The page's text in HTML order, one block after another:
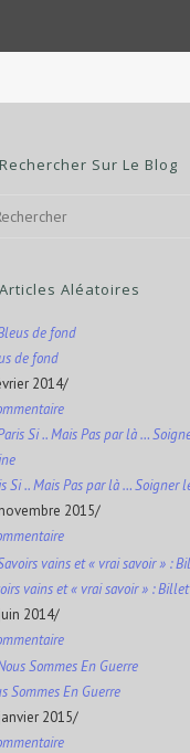
Rechercher Sur Le Blog
Articles Aléatoires
de fond
2014/
Si .. Mais Pas par là … Soigner
2015/
vains et « vrai savoir » :
2014/
Sommes En Guerre
2015/